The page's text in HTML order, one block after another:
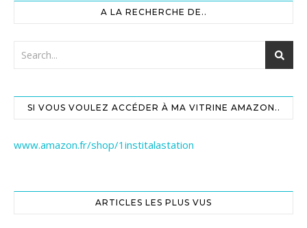
A LA RECHERCHE DE..
SI VOUS VOULEZ ACCÉDER À MA VITRINE AMAZON..
www.amazon.fr/shop/1institalastation
ARTICLES LES PLUS VUS